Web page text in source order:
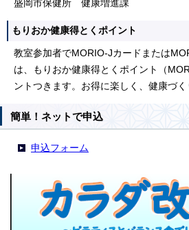
盛岡市保健所 健康増進課
もりおか健康得とくポイント
教室参加者でMORIO-Jカードまたは
は、もりおか健康得とくポイント（
ントつきます。お得に楽しく、健康づ
簡単！ネットで申込
申込フォーム